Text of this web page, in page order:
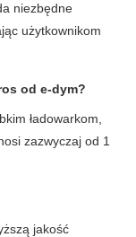
niezbędne
użytkownikom
od e-dym?
ładowarkom,
zazwyczaj od 1
jakość